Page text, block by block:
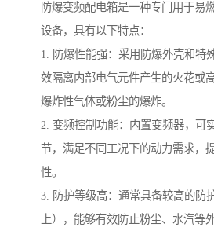
防爆变频配电箱是一种专门用于易
设备，具有以下特点：
1. 防爆性能强：采用防爆外壳和特
效隔离内部电气元件产生的火花或
爆炸性气体或粉尘的爆炸。
2. 变频控制功能：内置变频器，可
节，满足不同工况下的动力需求，
性。
3. 防护等级高：通常具备较高的防
上），能够有效防止粉尘、水汽等